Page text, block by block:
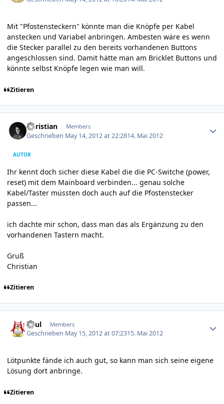
Mit "Pfostensteckern" könnte man die Knöpfe per Kabel
anstecken und Variabel anbringen. Ambesten wäre es wenn
die Stecker parallel zu den bereits vorhandenen Buttons
angeschlossen sind. Damit hätte man am Bricklet Buttons und
könnte selbst Knöpfe legen wie man will.
Zitieren
Christian Members
Geschrieben May 14, 2012 at 22:2814. Mai 2012
AUTOR
Ihr kennt doch sicher diese Kabel die die PC-Switche (power,
reset) mit dem Mainboard verbinden... genau solche
Kabel/Taster müssten doch auch auf die Pfostenstecker
passen...
ich dachte mir schon, dass man das als Ergänzung zu den
vorhandenen Tastern macht.
Gruß
Christian
Zitieren
Paul Members
Geschrieben May 15, 2012 at 07:2315. Mai 2012
Lötpunkte fände ich auch gut, so kann man sich seine eigene
Lösung dort anbringe.
Zitieren